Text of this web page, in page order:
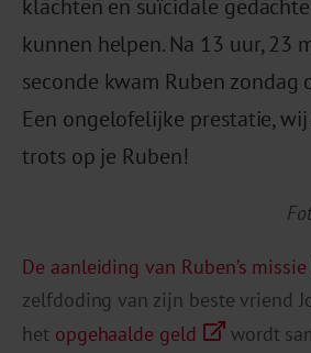
klachten en suïcidale
kunnen helpen. Na 13 uur, 23
seconde kwam Ruben zondag
Een ongelofelijke prestatie,
trots op je Ruben!
De aanleiding van Ruben’s missie
zelfdoding van zijn beste vriend
het opgehaalde geld
wordt